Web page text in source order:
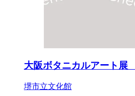
大阪ボタニカルアート展
堺市立文化館